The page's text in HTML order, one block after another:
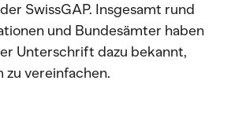
SwissGAP. Insgesamt rund
und Bundesämter haben
Unterschrift dazu bekannt,
zu vereinfachen.